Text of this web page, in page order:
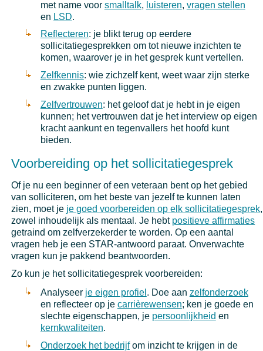
met name voor smalltalk, luisteren, vragen stellen
en LSD.
Reflecteren: je blikt terug op eerdere
sollicitatiegesprekken om tot nieuwe inzichten te
komen, waarover je in het gesprek kunt vertellen.
Zelfkennis: wie zichzelf kent, weet waar zijn sterke
en zwakke punten liggen.
Zelfvertrouwen: het geloof dat je hebt in je eigen
kunnen; het vertrouwen dat je het interview op eigen
kracht aankunt en tegenvallers het hoofd kunt
bieden.
Voorbereiding op het sollicitatiegesprek
Of je nu een beginner of een veteraan bent op het gebied
van solliciteren, om het beste van jezelf te kunnen laten
zien, moet je je goed voorbereiden op elk sollicitatiegesprek,
zowel inhoudelijk als mentaal. Je hebt positieve affirmaties
getraind om zelfverzekerder te worden. Op een aantal
vragen heb je een STAR-antwoord paraat. Onverwachte
vragen kun je pakkend beantwoorden.
Zo kun je het sollicitatiegesprek voorbereiden:
Analyseer je eigen profiel . Doe aan zelfonderzoek
en reflecteer op je carrièrewensen; ken je goede en
slechte eigenschappen, je persoonlijkheid en
kernkwaliteiten.
Onderzoek het bedrijf om inzicht te krijgen in de